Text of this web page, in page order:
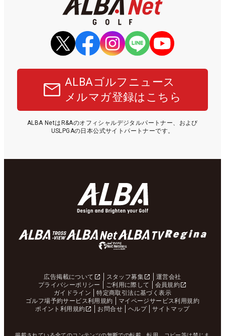
ALBAゴルフニュース
メルマガ登録はこちら
ALBA NetはR&Aのオフィシャルデジタルパートナー、および
USLPGAの日本公式サイトパートナーです。
広告掲載について スタッフ募集
運営会社
プライバシーポリシー
ご利用に際して
会員規約
ガイドライン
特定商取引法に基づく表示
ゴルフ場予約サービス利用規約
マイページサービス利用規約
ポイント利用規約
お問合せ ヘルプ サイトマップ